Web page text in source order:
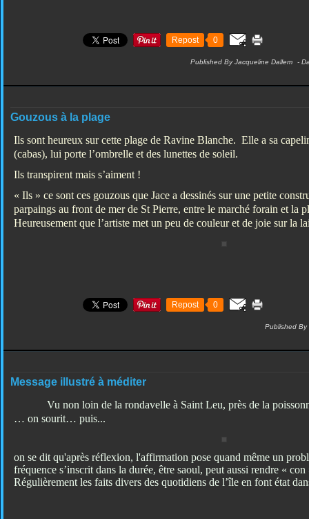
Repost 0
Published By Jacqueline Dallem -
Gouzous à la plage
Ils sont heureux sur cette plage de Ravine Blanche. Elle a sa
(cabas), lui porte l’ombrelle et des lunettes de soleil.
Ils transpirent mais s’aiment !
« Ils » ce sont ces gouzous que Jace a dessinés sur une petite
parpaings au front de mer de St Pierre, entre le marché forain et la
Heureusement que l’artiste met un peu de couleur et de joie sur la
Repost 0
Published By
Message illustré à méditer
Vu non loin de la rondavelle à Saint Leu, près de la
… on sourit… puis...
on se dit qu'après réflexion, l'affirmation pose quand même un
fréquence s’inscrit dans la durée, être saoul, peut aussi rendre «
Régulièrement les faits divers des quotidiens de l’île en font état